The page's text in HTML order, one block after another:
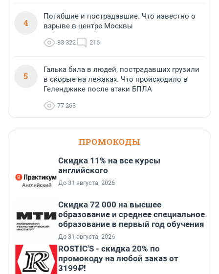
4
Погибшие и пострадавшие. Что известно о
взрыве в центре Москвы
83 322 216
5
Галька била в людей, пострадавших грузили
в скорые на лежаках. Что происходило в
Геленджике после атаки БПЛА
77 263
ПРОМОКОДЫ
Скидка 11% на все курсы
английского
До 31 августа, 2026
Скидка 72 000 на высшее
образование и среднее специальное
образование в первый год обучения
До 31 августа, 2026
ROSTIC'S - скидка 20% по
промокоду на любой заказ от
3199₽!